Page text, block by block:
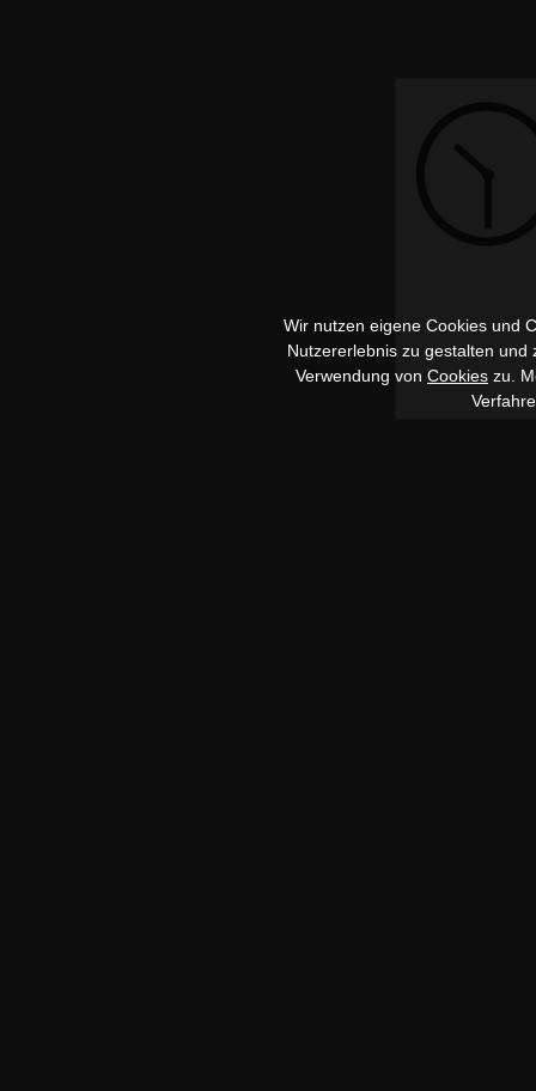
Wir nutzen eigene Cookies und
Nutzererlebnis zu gestalten
Verwendung von Cookies zu.